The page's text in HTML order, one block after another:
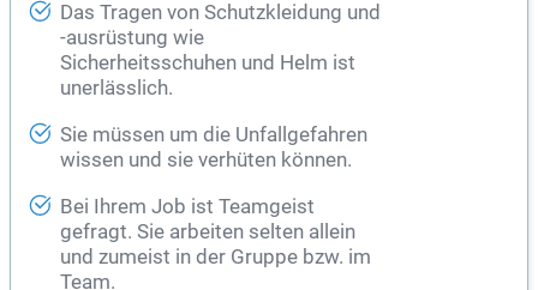
Das Tragen von Schutzkleidung und
-ausrüstung wie
Sicherheitsschuhen und Helm ist
unerlässlich.
Sie müssen um die Unfallgefahren
wissen und sie verhüten können.
Bei Ihrem Job ist Teamgeist
gefragt. Sie arbeiten selten allein
und zumeist in der Gruppe bzw. im
Team.